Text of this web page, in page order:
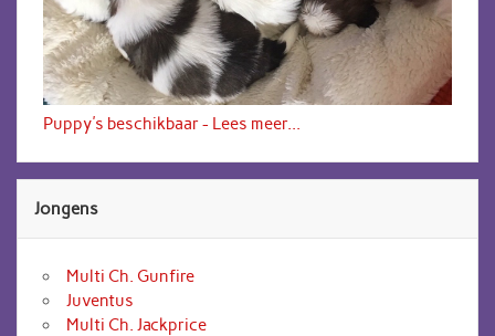
Puppy's beschikbaar - Lees meer...
Jongens
Multi Ch. Gunfire
Juventus
Multi Ch. Jackprice